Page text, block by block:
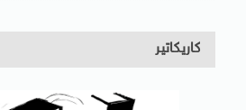
كاريكاتير